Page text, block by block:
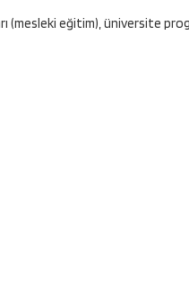
(mesleki eğitim), üniversite